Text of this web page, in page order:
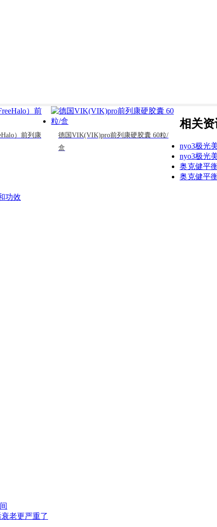
）前列康
德国VIK(VIK)pro前列康硬胶囊 60粒/
盒
相关资
nyo3极光
nyo3极光
奥克健平
奥克健平
功效
老更严重了